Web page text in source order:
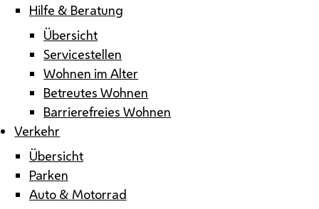
Hilfe & Beratung
Übersicht
Servicestellen
Wohnen im Alter
Betreutes Wohnen
Barrierefreies Wohnen
Verkehr
Übersicht
Parken
Auto & Motorrad